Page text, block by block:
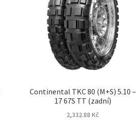
Continental TKC 80 (M+S) 5.10 –
17 67S TT (zadní)
2,332.88 Kč